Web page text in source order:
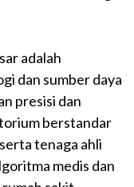
adalah
dan sumber daya
presisi dan
berstandar
tenaga ahli
medis dan